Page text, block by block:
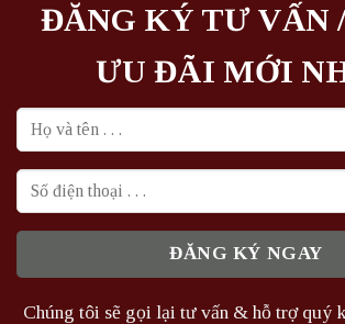
ĐĂNG KÝ TƯ VẤN
ƯU ĐÃI MỚI
Chúng tôi sẽ gọi lại tư vấn & hỗ trợ quý